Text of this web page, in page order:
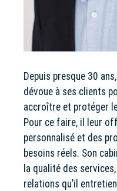
Depuis presque 30
dévoue à ses clients
accroître et protéger
Pour ce faire, il leur
personnalisé et des
besoins réels. Son
la qualité des
relations qu’il